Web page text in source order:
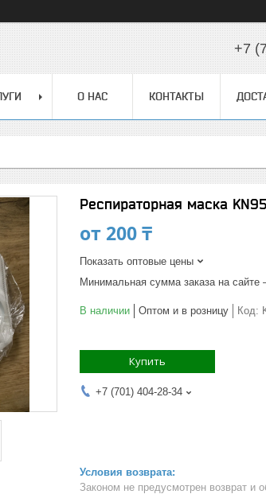
+7
О НАС КОНТАКТЫ
Респираторная маска
от 200 ₸
Показать оптовые цены
Минимальная сумма заказа на
В наличии Оптом и в розницу Код:
Купить
+7 (701) 404-28-34
Законом не предусмотрен возврат и